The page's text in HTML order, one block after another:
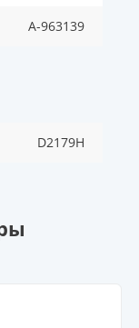
A-963139
D2179H